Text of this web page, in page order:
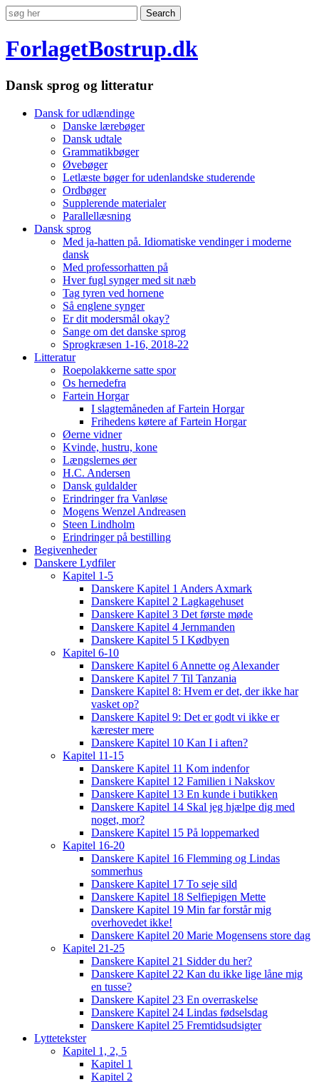
ForlagetBostrup.dk
Dansk sprog og litteratur
Dansk for udlændinge
Danske lærebøger
Dansk udtale
Grammatikbøger
Øvebøger
Letlæste bøger for udenlandske studerende
Ordbøger
Supplerende materialer
Parallellæsning
Dansk sprog
Med ja-hatten på. Idiomatiske vendinger i moderne
dansk
Med professorhatten på
Hver fugl synger med sit næb
Tag tyren ved hornene
Så englene synger
Er dit modersmål okay?
Sange om det danske sprog
Sprogkræsen 1-16, 2018-22
Litteratur
Roepolakkerne satte spor
Os hernedefra
Fartein Horgar
I slagtemåneden af Fartein Horgar
Frihedens køtere af Fartein Horgar
Øerne vidner
Kvinde, hustru, kone
Længslernes øer
H.C. Andersen
Dansk guldalder
Erindringer fra Vanløse
Mogens Wenzel Andreasen
Steen Lindholm
Erindringer på bestilling
Begivenheder
Danskere Lydfiler
Kapitel 1-5
Danskere Kapitel 1 Anders Axmark
Danskere Kapitel 2 Lagkagehuset
Danskere Kapitel 3 Det første møde
Danskere Kapitel 4 Jernmanden
Danskere Kapitel 5 I Kødbyen
Kapitel 6-10
Danskere Kapitel 6 Annette og Alexander
Danskere Kapitel 7 Til Tanzania
Danskere Kapitel 8: Hvem er det, der ikke har
vasket op?
Danskere Kapitel 9: Det er godt vi ikke er
kærester mere
Danskere Kapitel 10 Kan I i aften?
Kapitel 11-15
Danskere Kapitel 11 Kom indenfor
Danskere Kapitel 12 Familien i Nakskov
Danskere Kapitel 13 En kunde i butikken
Danskere Kapitel 14 Skal jeg hjælpe dig med
noget, mor?
Danskere Kapitel 15 På loppemarked
Kapitel 16-20
Danskere Kapitel 16 Flemming og Lindas
sommerhus
Danskere Kapitel 17 To seje sild
Danskere Kapitel 18 Selfiepigen Mette
Danskere Kapitel 19 Min far forstår mig
overhovedet ikke!
Danskere Kapitel 20 Marie Mogensens store dag
Kapitel 21-25
Danskere Kapitel 21 Sidder du her?
Danskere Kapitel 22 Kan du ikke lige låne mig
en tusse?
Danskere Kapitel 23 En overraskelse
Danskere Kapitel 24 Lindas fødselsdag
Danskere Kapitel 25 Fremtidsudsigter
Lyttetekster
Kapitel 1, 2, 5
Kapitel 1
Kapitel 2